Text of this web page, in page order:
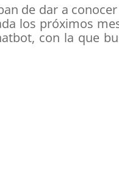
de dar a
los próximos
con la que